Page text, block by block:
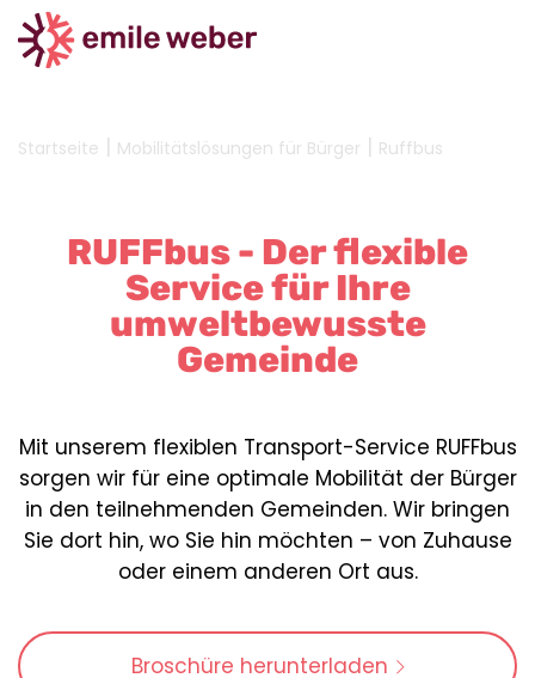
Startseite | Mobilitätslösungen für Bürger | Ruffbus
RUFFbus - Der flexible
Service für Ihre
umweltbewusste
Gemeinde
Mit unserem flexiblen Transport-Service RUFFbus
sorgen wir für eine optimale Mobilität der Bürger
in den teilnehmenden Gemeinden. Wir bringen
Sie dort hin, wo Sie hin möchten – von Zuhause
oder einem anderen Ort aus.
Broschüre herunterladen